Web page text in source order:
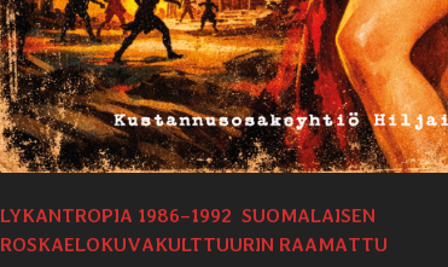
LYKANTROPIA 1986–1992 SUOMALAISEN
ROSKAELOKUVAKULTTUURIN RAAMATTU